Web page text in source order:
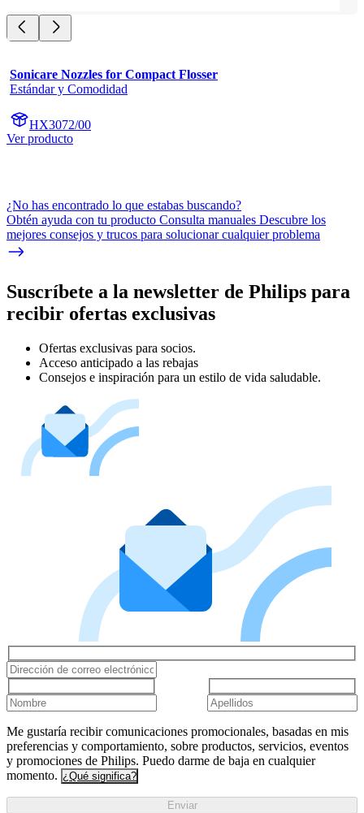
Sonicare Nozzles for Compact Flosser
Estándar y Comodidad
HX3072/00
Ver producto
¿No has encontrado lo que estabas buscando?
Obtén ayuda con tu producto Consulta manuales Descubre los
mejores consejos y trucos para solucionar cualquier problema
Suscríbete a la newsletter de Philips para
recibir ofertas exclusivas
Ofertas exclusivas para socios.
Acceso anticipado a las rebajas
Consejos e inspiración para un estilo de vida saludable.
Me gustaría recibir comunicaciones promocionales, basadas en mis
preferencias y comportamiento, sobre productos, servicios, eventos
y promociones de Philips. Puedo darme de baja en cualquier
momento. ¿Qué significa?
Enviar